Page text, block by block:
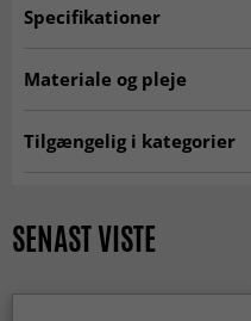
Specifikationer
Materiale og pleje
Materiale
Uld
Alder
Tilgængelig i kategorier
Uldtæpper
SENAST VISTE